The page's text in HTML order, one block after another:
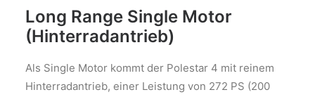
Long Range Single Motor
(Hinterradantrieb)
Als Single Motor kommt der Polestar 4 mit reinem
Hinterradantrieb, einer Leistung von 272 PS (200